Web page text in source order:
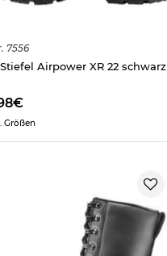
7556
Airpower XR 22 schwarz
Größen